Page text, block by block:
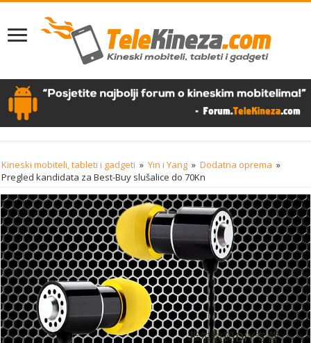
Kineski mobiteli, tableti i gadgeti » Yin i Yang » Dodatna oprema »
Pregled kandidata za Best-Buy slušalice do 70Kn